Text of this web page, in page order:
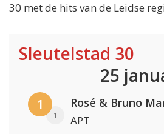
30 met de hits van de Leidse
Sleutelstad 30
25
1
1
Rosé & Bruno
APT